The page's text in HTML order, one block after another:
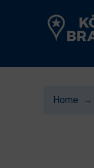
Home